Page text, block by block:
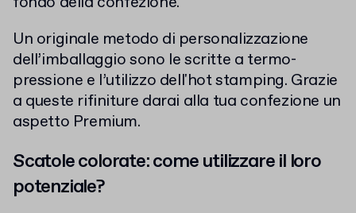
Un originale metodo di personalizzazione
dell’imballaggio sono le scritte a termo-
pressione e l’utilizzo dell'hot stamping. Grazie
a queste rifiniture darai alla tua confezione un
aspetto Premium.
Scatole colorate: come utilizzare il loro
potenziale?